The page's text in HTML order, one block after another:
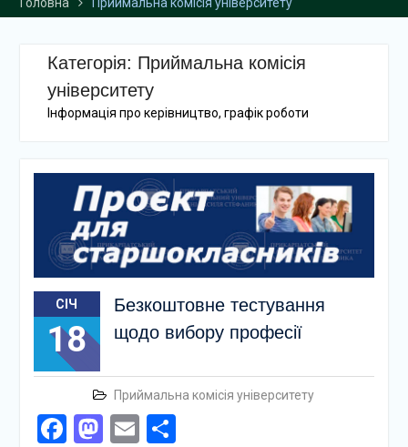
Категорія: Приймальна комісія
університету
Інформація про керівництво, графік роботи
СІЧ
18
Безкоштовне тестування
щодо вибору професії
Приймальна комісія університету
Facebook
Mastodon
EmailПоділитися